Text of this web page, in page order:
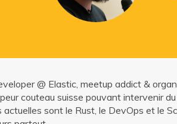
@ Elastic, meetup addict &
couteau suisse pouvant intervenir
actuelles sont le Rust, le DevOps et le